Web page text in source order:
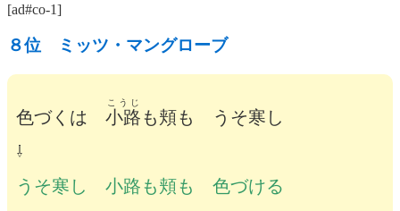
[ad#co-1]
８位 ミッツ・マングローブ
色づくは 小路
こうじ
も頬も うそ寒し
⇩
うそ寒し 小路も頬も 色づける